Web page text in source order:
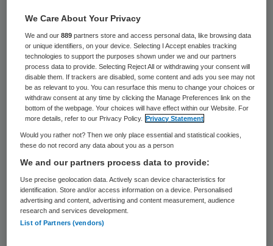
Er verschijnen voortdurend nieuwe,
complexe medicijnen op de markt. Vaak zijn
die erg duur, is er geen alternatief en is het
bestemd voor een kleine doelgroep. Als dat
doorgaat wordt de zorg onbetaalbaar,
meent de bewindsvrouw. Daarom is een
radicale koerswijziging nodig omdat de
“balans in de geneesmiddelenmarkt zoek is”.
Schippers wil onder meer dat de Europese
Unie de “vele regels” die de industrie
We Care About Your Privacy
We and our889 partners store and access personal data, like browsing data
or unique identifiers, on your device. Selecting I Accept enables tracking
technologies to support the purposes shown under we and our partners
process data to provide. Selecting Reject All or withdrawing your consent will
disable them. If trackers are disabled, some content and ads you see may not
be as relevant to you. You can resurface this menu to change your choices or
withdraw consent at any time by clicking the Manage Preferences link on the
bottom of the webpage. Your choices will have effect within our Website. For
more details, refer to our Privacy Policy.
Privacy Statement
Would you rather not? Then we only place essential and statistical cookies,
these do not record any data about you as a person
We and our partners process data to provide:
Use precise geolocation data. Actively scan device characteristics for
identification. Store and/or access information on a device. Personalised
advertising and content, advertising and content measurement, audience
research and services development.
List of Partners (vendors)